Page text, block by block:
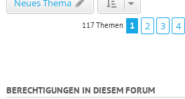
Neues Thema
117 Themen 1 2 3 4
BERECHTIGUNGEN IN DIESEM FORUM